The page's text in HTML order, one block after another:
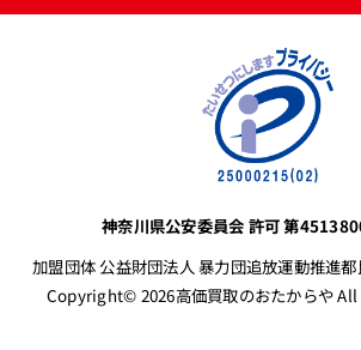
神奈川県公安委員会 許可 第
加盟団体 公益財団法人 暴力団追放運動推進
Copyright© 2026高価買取のおたからや